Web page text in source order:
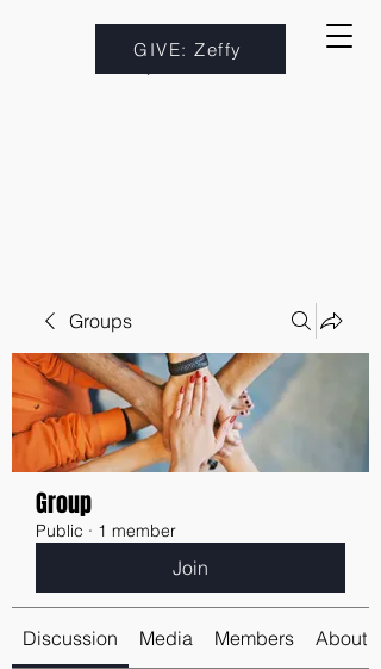
GIVE: Zeffy
Groups
Group
Public · 1 member
Join
Discussion Media Members About